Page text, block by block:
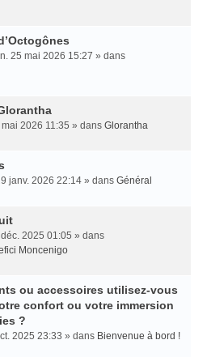
25 mai 2026 15:27 » dans
2026 11:35 » dans Glorantha
janv. 2026 22:14 » dans Général
2025 01:05 » dans
Moncenigo
ou accessoires utilisez-vous
confort ou votre immersion
?
2025 23:33 » dans Bienvenue à bord !